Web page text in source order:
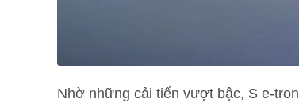
Nhờ những cải tiến vượt bậc, S e-